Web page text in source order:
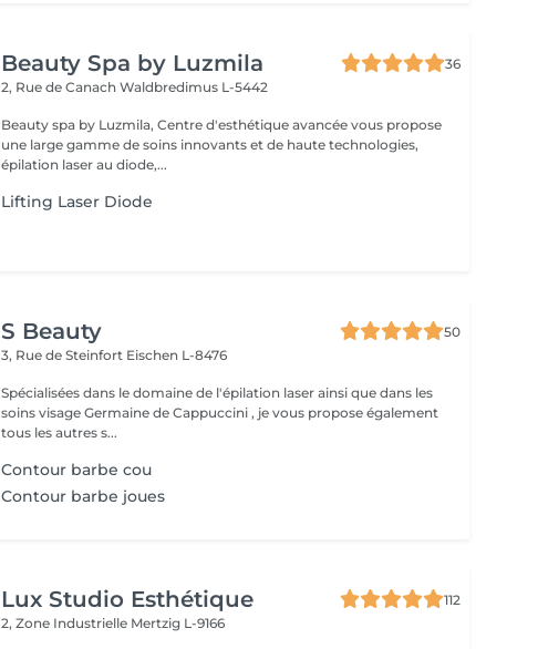
Beauty Spa by Luzmila
36
2, Rue de CanachWaldbredimus L-5442
Beauty spa by Luzmila, Centre d'esthétique avancée vous propose
une large gamme de soins innovants et de haute technologies,
épilation laser au diode,...
Lifting Laser Diode
S Beauty
50
3, Rue de Steinfort Eischen L-8476
Spécialisées dans le domaine de l'épilation laser ainsi que dans les
soins visage Germaine de Cappuccini , je vous propose également
tous les autres s...
Contour barbe cou
Contour barbe joues
Lux Studio Esthétique
112
2, Zone Industrielle Mertzig L-9166